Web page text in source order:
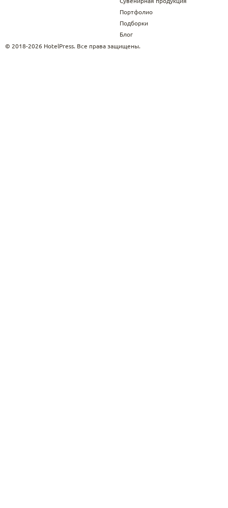
Портфолио
Подборки
Блог
© 2018-2026 HotelPress. Все права защищены.